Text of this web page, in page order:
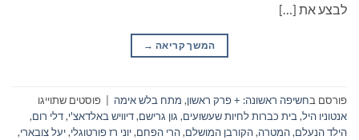
לבצע את […]
המשך קריאה →
פורסם בחשיפה ראשונה: + פרק ראשון, מתח בלש אימה
פוסטים שתוייגו
אנטוניו היל, בית כברות לחיות שעשועים, גון גרישם,דיוויש באלדאצ'י,דלי רום,
הילד הנעלם,המטרה,הקורבן המושלם,הרי הפחם,יוני רז פורטוגלי,יעל צובארי,